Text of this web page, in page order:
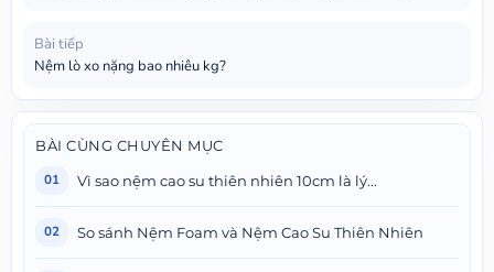
Bài tiếp
Nệm lò xo nặng bao nhiêu kg?
BÀI CÙNG CHUYÊN MỤC
01 Vì sao nệm cao su thiên nhiên 10cm là lý...
02 So sánh Nệm Foam và Nệm Cao Su Thiên Nhiên